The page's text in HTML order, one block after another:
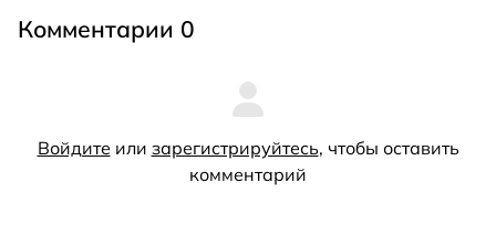
Комментарии 0
Войдите или зарегистрируйтесь, чтобы оставить
комментарий